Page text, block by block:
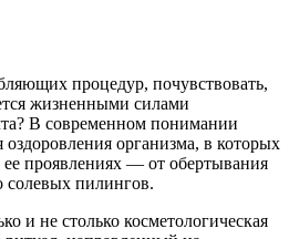
процедур, почувствовать,
жизненными силами
В современном понимании
организма, в которых
ее проявлениях — от обертывания
солевых пилингов.
и не столько косметологическая